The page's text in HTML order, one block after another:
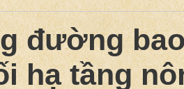
đường
hạ tầng